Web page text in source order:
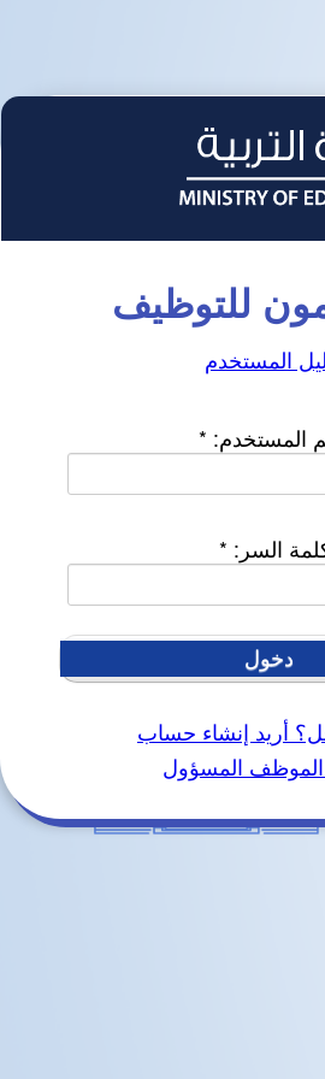
للتوظيف
المستخدم
المستخدم: *
السر: *
دخول
أريد إنشاء حساب
المسؤول